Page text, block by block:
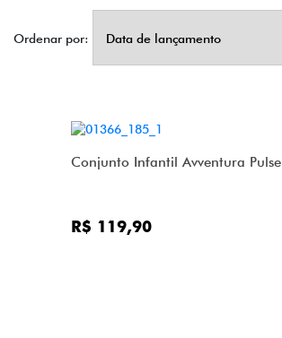
Ordenar por:
Conjunto Infantil Avventura Pulse
R$ 119,90